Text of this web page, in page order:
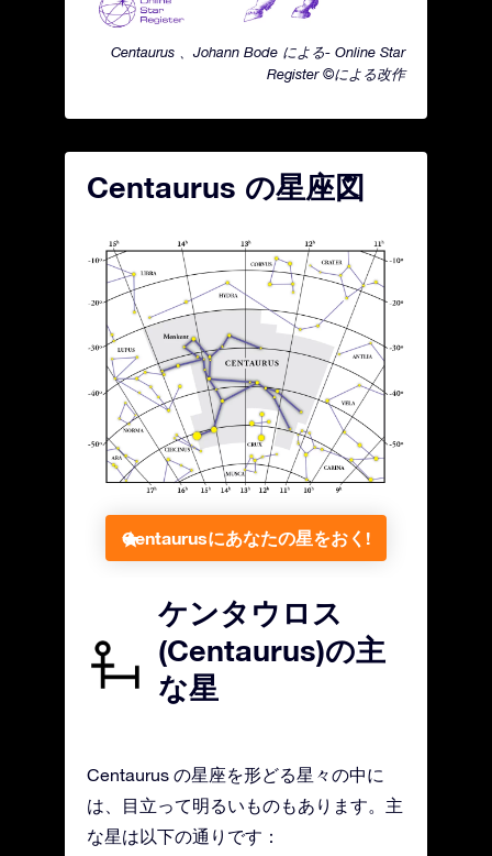
Centaurus 、Johann Bode による- Online Star
Register ©による改作
Centaurus の星座図
Centaurusにあなたの星をおく!
ケンタウロス
(Centaurus)の主
な星
Centaurus の星座を形どる星々の中に
は、目立って明るいものもあります。主
な星は以下の通りです：